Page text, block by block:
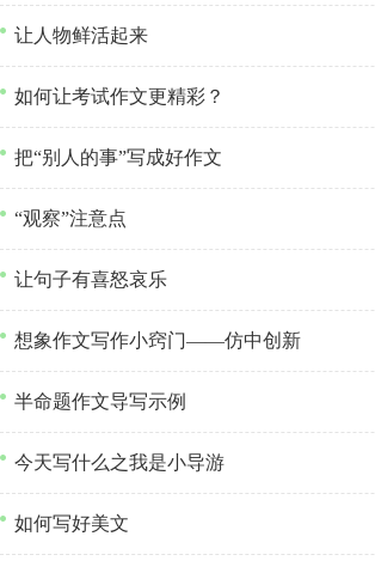
让人物鲜活起来
如何让考试作文更精彩？
把“别人的事”写成好作文
“观察”注意点
让句子有喜怒哀乐
想象作文写作小窍门——仿中创新
半命题作文导写示例
今天写什么之我是小导游
如何写好美文